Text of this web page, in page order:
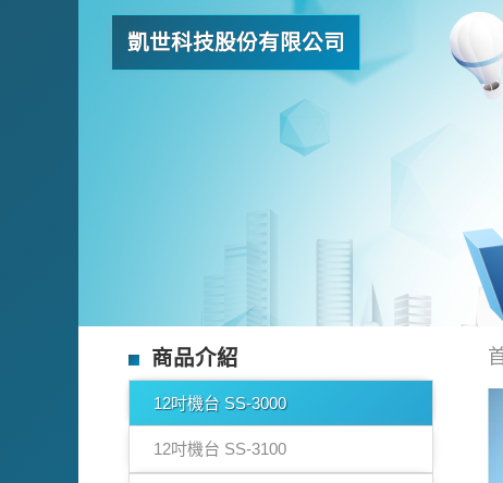
凱世科技股份有限公司
商品介紹
12吋機台 SS-3000
12吋機台 SS-3100